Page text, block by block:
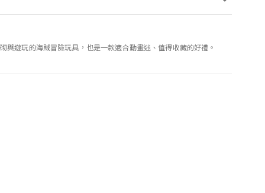
遊玩的海賊冒險玩具，也是一款適合動畫迷、值得收藏的好禮。